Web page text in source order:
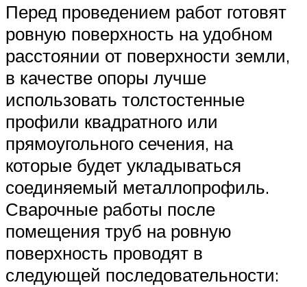
Перед проведением работ готовят
ровную поверхность на удобном
расстоянии от поверхности земли,
в качестве опоры лучше
использовать толстостенные
профили квадратного или
прямоугольного сечения, на
которые будет укладываться
соединяемый металлопрофиль.
Сварочные работы после
помещения труб на ровную
поверхность проводят в
следующей последовательности: